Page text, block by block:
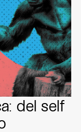
del self